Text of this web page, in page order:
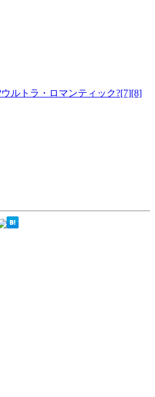
ルトラ・ロマンティック?[7][8]